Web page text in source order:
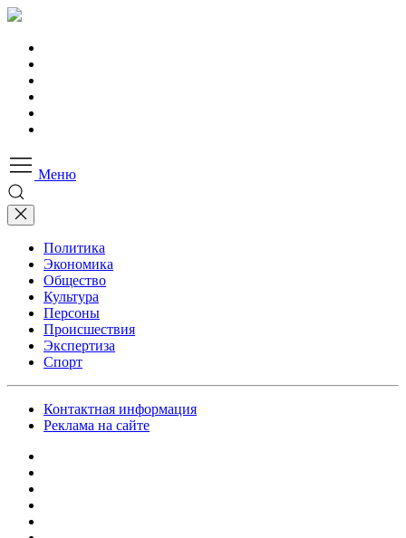
Меню
Политика
Экономика
Общество
Культура
Персоны
Происшествия
Экспертиза
Спорт
Контактная информация
Реклама на сайте